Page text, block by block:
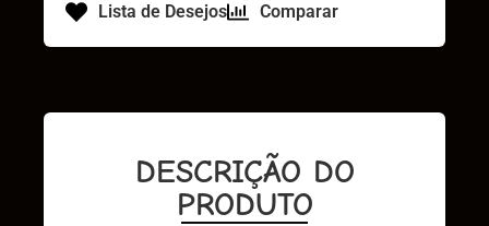
Lista de Desejos Comparar
DESCRIÇÃO DO
PRODUTO